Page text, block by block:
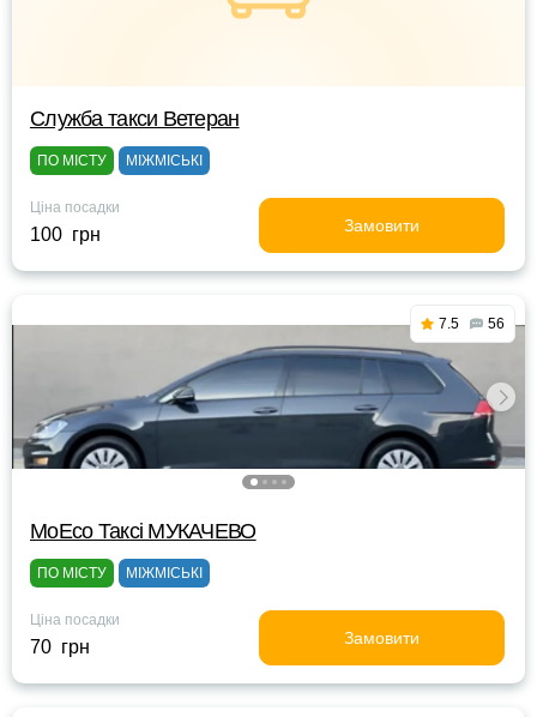
Служба такси Ветеран
ПО МІСТУ МІЖМІСЬКІ
Ціна посадки
100 грн Замовити
7.5 56
МоЕсо Таксі МУКАЧЕВО
ПО МІСТУ МІЖМІСЬКІ
Ціна посадки
70 грн Замовити